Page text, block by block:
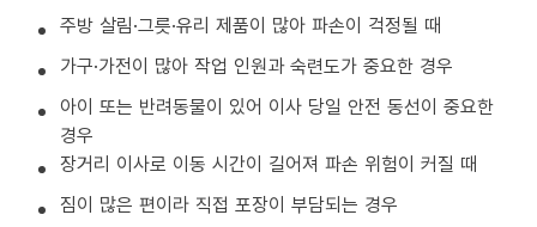
주방 살림·그릇·유리 제품이 많아 파손이 걱정될 때
가구·가전이 많아 작업 인원과 숙련도가 중요한 경우
아이 또는 반려동물이 있어 이사 당일 안전 동선이 중요한
경우
장거리 이사로 이동 시간이 길어져 파손 위험이 커질 때
짐이 많은 편이라 직접 포장이 부담되는 경우